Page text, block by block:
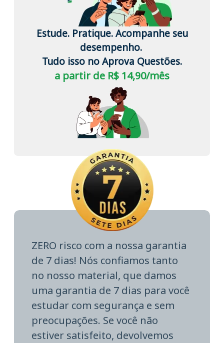
Estude. Pratique. Acompanhe seu
desempenho.
Tudo isso no Aprova Questões.
a partir de R$ 14,90/mês
ZERO risco com a nossa garantia
de 7 dias! Nós confiamos tanto
no nosso material, que damos
uma garantia de 7 dias para você
estudar com segurança e sem
preocupações. Se você não
estiver satisfeito, devolvemos